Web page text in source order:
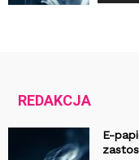
REDAKCJA
E-